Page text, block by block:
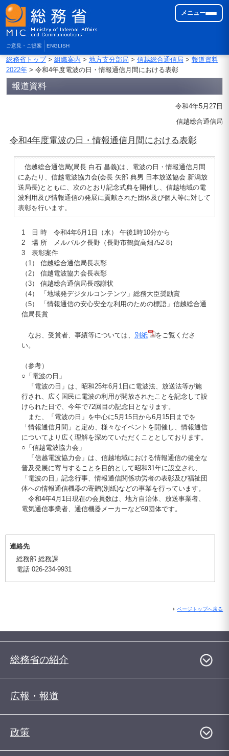
ご意見・ご提案 ENGLISH
メニュー
総務省トップ> 組織案内 > 地方支分部局 > 信越総合通信局 > 報道資料
2022年> 令和4年度電波の日・情報通信月間における表彰
報道資料
令和4年5月27日
信越総合通信局
令和4年度電波の日・情報通信月間における表彰
信越総合通信局(局長 白石 昌義)は、電波の日・情報通信月間
にあたり、信越電波協力会(会長 矢部 典男 日本放送協会 新潟放
送局長)とともに、次のとおり記念式典を開催し、信越地域の電
波利用及び情報通信の発展に貢献された団体及び個人等に対して
表彰を行います。
1 日 時 令和4年6月1日（水） 午後1時10分から
2 場 所 メルパルク長野（長野市鶴賀高畑752-8）
3 表彰案件
（1） 信越総合通信局長表彰
（2） 信越電波協力会長表彰
（3） 信越総合通信局長感謝状
（4） 「地域発デジタルコンテンツ」総務大臣奨励賞
（5） 「情報通信の安心安全な利用のための標語」信越総合通
信局長賞
なお、受賞者、事績等については、 別紙
をご覧くださ
い。
（参考）
○「電波の日」
「電波の日」は、昭和25年6月1日に電波法、放送法等が施
行され、広く国民に電波の利用が開放されたことを記念して設
けられた日で、今年で72回目の記念日となります。
また、「電波の日」を中心に5月15日から6月15日までを
「情報通信月間」と定め、様々なイベントを開催し、情報通信
についてより広く理解を深めていただくこととしております。
○「信越電波協力会」
「信越電波協力会」は、信越地域における情報通信の健全な
普及発展に寄与することを目的として昭和31年に設立され、
「電波の日」記念行事、情報通信関係功労者の表彰及び福祉団
体への情報通信機器の寄贈(別紙)などの事業を行っています。
令和4年4月1日現在の会員数は、地方自治体、放送事業者、
電気通信事業者、通信機器メーカーなど69団体です。
連絡先
総務部 総務課
電話 026-234-9931
ページトップへ戻る
総務省の紹介
広報・報道
政策